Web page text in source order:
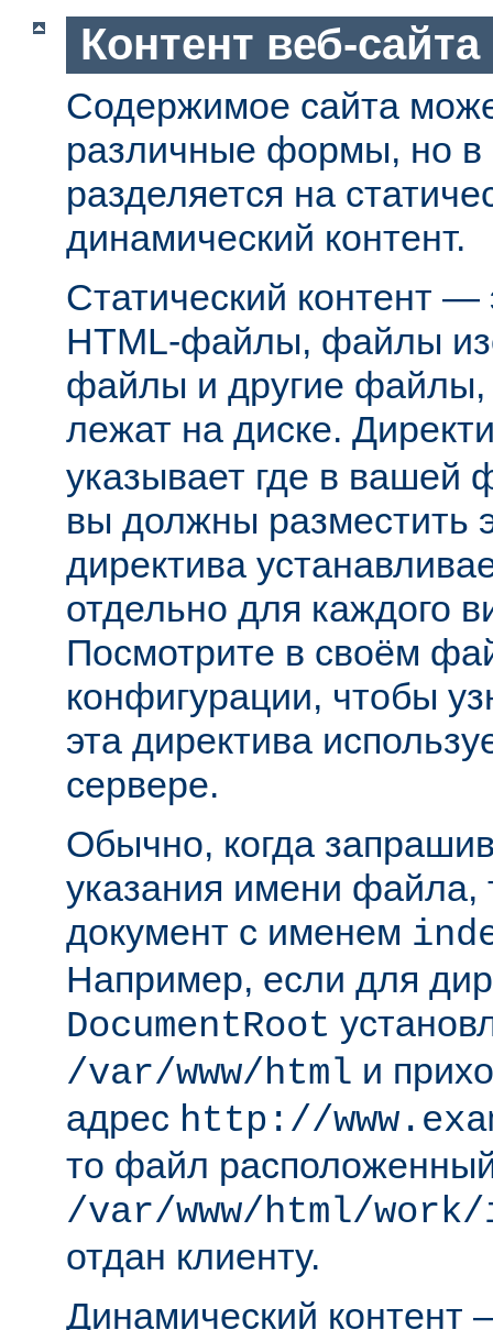
Контент веб-сайта
Содержимое сайта
различные формы, но
разделяется на
динамический контент.
Статический контент —
HTML-файлы, файлы
файлы и другие файлы,
лежат на диске.
указывает где в вашей
вы должны разместить
директива
отдельно для каждого
Посмотрите в своём
конфигурации, чтобы
эта директива
сервере.
Обычно, когда
указания имени файла,
документ с именем
Например, если для
DocumentRoot
/var/www/html и
адрес http://
то файл
/var/www/html/
отдан клиенту.
Динамический контент